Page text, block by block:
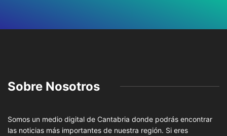
Sobre Nosotros
Somos un medio digital de Cantabria donde podrás encontrar
las noticias más importantes de nuestra región. Si eres